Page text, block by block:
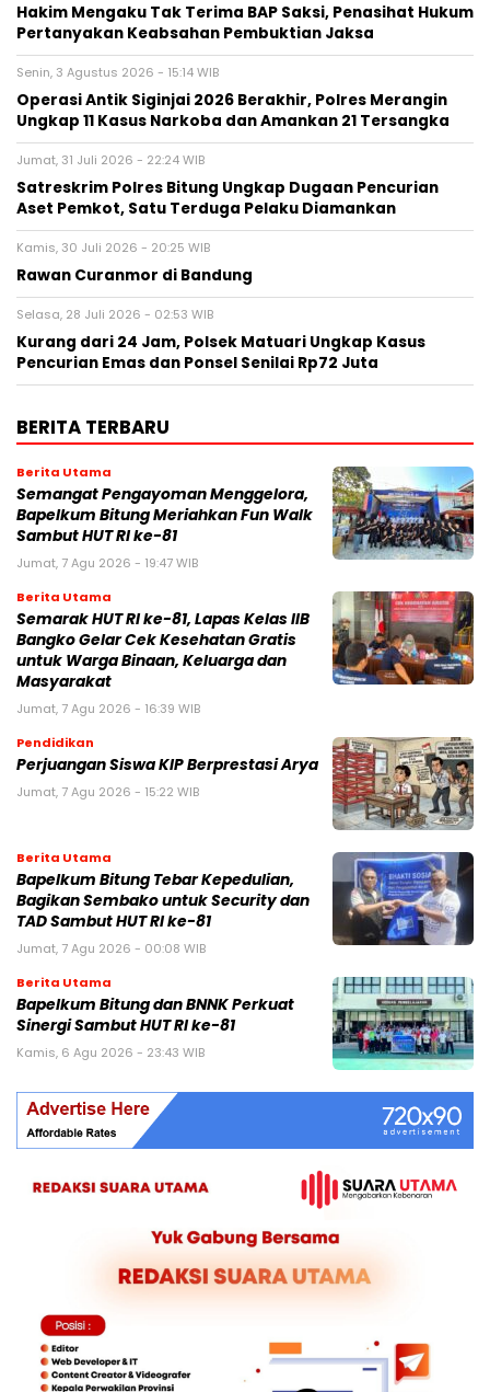
Hakim Mengaku Tak Terima BAP Saksi, Penasihat Hukum
Pertanyakan Keabsahan Pembuktian Jaksa
Senin, 3 Agustus 2026 - 15:14 WIB
Operasi Antik Siginjai 2026 Berakhir, Polres Merangin
Ungkap 11 Kasus Narkoba dan Amankan 21 Tersangka
Jumat, 31 Juli 2026 - 22:24 WIB
Satreskrim Polres Bitung Ungkap Dugaan Pencurian
Aset Pemkot, Satu Terduga Pelaku Diamankan
Kamis, 30 Juli 2026 - 20:25 WIB
Rawan Curanmor di Bandung
Selasa, 28 Juli 2026 - 02:53 WIB
Kurang dari 24 Jam, Polsek Matuari Ungkap Kasus
Pencurian Emas dan Ponsel Senilai Rp72 Juta
BERITA TERBARU
Berita Utama
Semangat Pengayoman Menggelora,
Bapelkum Bitung Meriahkan Fun Walk
Sambut HUT RI ke-81
Jumat, 7 Agu 2026 - 19:47 WIB
Berita Utama
Semarak HUT RI ke-81, Lapas Kelas IIB
Bangko Gelar Cek Kesehatan Gratis
untuk Warga Binaan, Keluarga dan
Masyarakat
Jumat, 7 Agu 2026 - 16:39 WIB
Pendidikan
Perjuangan Siswa KIP Berprestasi Arya
Jumat, 7 Agu 2026 - 15:22 WIB
Berita Utama
Bapelkum Bitung Tebar Kepedulian,
Bagikan Sembako untuk Security dan
TAD Sambut HUT RI ke-81
Jumat, 7 Agu 2026 - 00:08 WIB
Berita Utama
Bapelkum Bitung dan BNNK Perkuat
Sinergi Sambut HUT RI ke-81
Kamis, 6 Agu 2026 - 23:43 WIB